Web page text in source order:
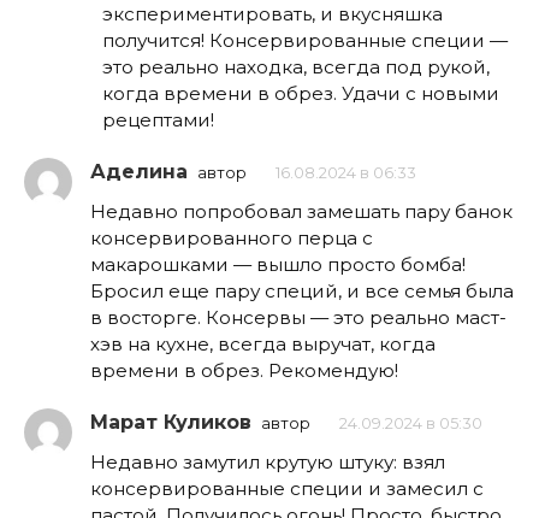
экспериментировать, и вкусняшка
получится! Консервированные специи —
это реально находка, всегда под рукой,
когда времени в обрез. Удачи с новыми
рецептами!
Аделина автор 16.08.2024 в 06:33
Недавно попробовал замешать пару банок
консервированного перца с
макарошками — вышло просто бомба!
Бросил еще пару специй, и все семья была
в восторге. Консервы — это реально маст-
хэв на кухне, всегда выручат, когда
времени в обрез. Рекомендую!
Марат Куликов автор 24.09.2024 в 05:30
Недавно замутил крутую штуку: взял
консервированные специи и замесил с